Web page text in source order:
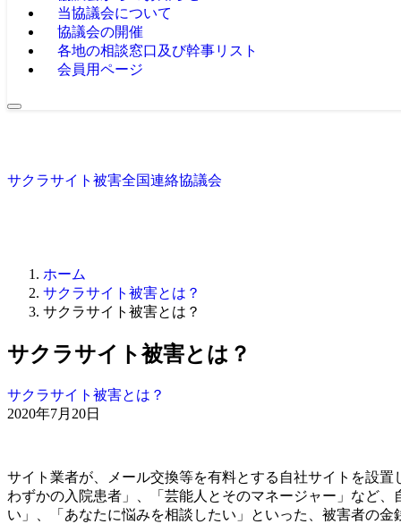
当協議会について
協議会の開催
各地の相談窓口及び幹事リスト
会員用ページ
サクラサイト被害全国連絡協議会
ホーム
サクラサイト被害とは？
サクラサイト被害とは？
サクラサイト被害とは？
サクラサイト被害とは？
2020年7月20日
サイト業者が、メール交換等を有料とする自社サイトを設
わずかの入院患者」、「芸能人とそのマネージャー」など
い」、「あなたに悩みを相談したい」といった、被害者の